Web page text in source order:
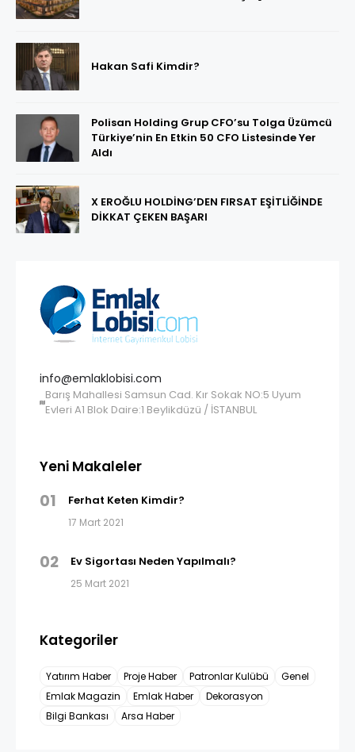
Hakan Safi Kimdir?
Polisan Holding Grup CFO’su Tolga Üzümcü
Türkiye’nin En Etkin 50 CFO Listesinde Yer
Aldı
X EROĞLU HOLDİNG’DEN FIRSAT EŞİTLİĞİNDE
DİKKAT ÇEKEN BAŞARI
info@emlaklobisi.com
Barış Mahallesi Samsun Cad. Kır Sokak NO:5 Uyum
Evleri A1 Blok Daire:1 Beylikdüzü / İSTANBUL
Yeni Makaleler
01 Ferhat Keten Kimdir?
17 Mart 2021
02 Ev Sigortası Neden Yapılmalı?
25 Mart 2021
Kategoriler
Yatırım Haber Proje Haber Patronlar Kulübü
Genel
Emlak Magazin
Emlak Haber
Dekorasyon
Bilgi Bankası
Arsa Haber